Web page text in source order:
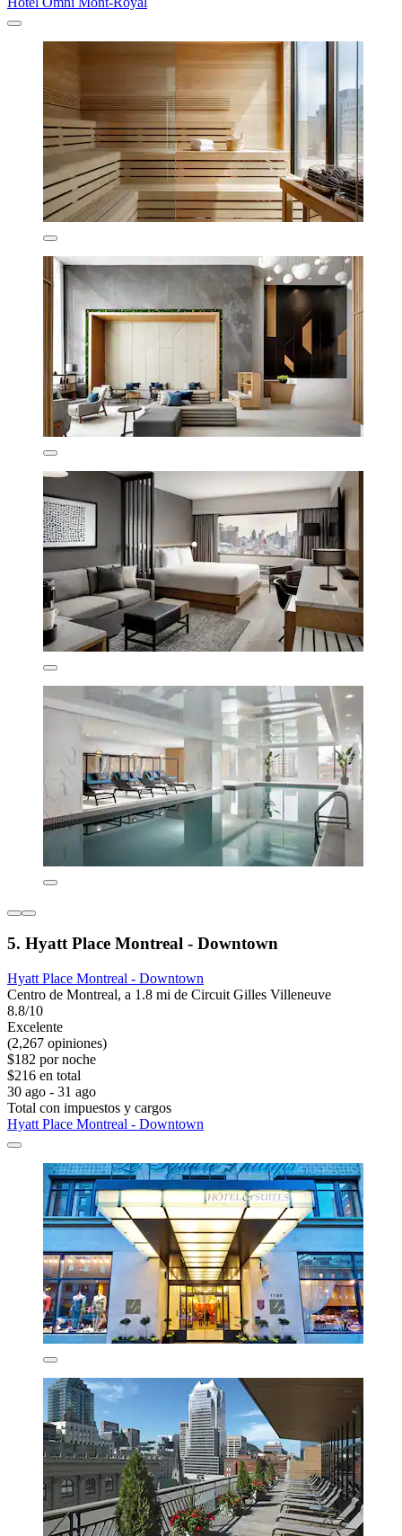
5. Hyatt Place Montreal - Downtown
Hyatt Place Montreal - Downtown
Centro de Montreal, a 1.8 mi de Circuit Gilles Villeneuve
8.8/10
Excelente
(2,267 opiniones)
$182 por noche
$216 en total
30 ago - 31 ago
Total con impuestos y cargos
Hyatt Place Montreal - Downtown